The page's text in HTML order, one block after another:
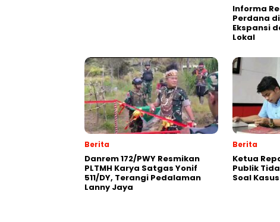
Informa
Perdana
Ekspansi
Lokal
Berita
Danrem 172/PWY Resmikan
PLTMH Karya Satgas Yonif
511/DY, Terangi Pedalaman
Lanny Jaya
Berita
Ketua
Publik
Soal